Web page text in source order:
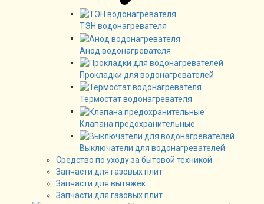
ТЭН водонагревателя
Анод водонагревателя
Прокладки для водонагревателей
Термостат водонагревателя
Клапана предохранительные
Выключатели для водонагревателей
Средство по уходу за бытовой техникой
Запчасти для газовых плит
Запчасти для вытяжек
Запчасти для газовых плит